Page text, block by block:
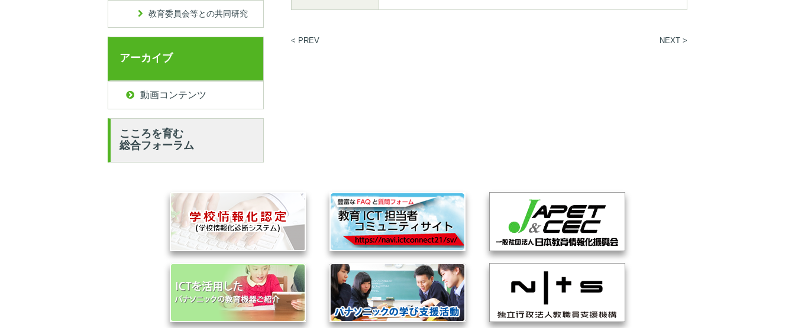
< PREV NEXT >
教育委員会等との共同研究
アーカイブ
動画コンテンツ
こころを育む
総合フォーラム